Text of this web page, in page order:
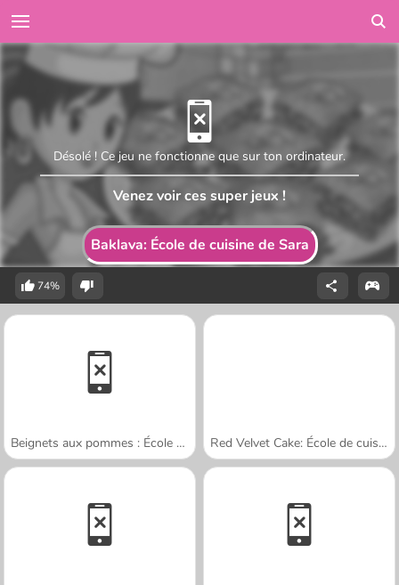
Baklava: École de cuisine de Sara
Désolé ! Ce jeu ne fonctionne que sur ton ordinateur.
Venez voir ces super jeux !
74%
Beignets aux pommes : École de Sara Red Velvet Cake: École de cuisine de Sara